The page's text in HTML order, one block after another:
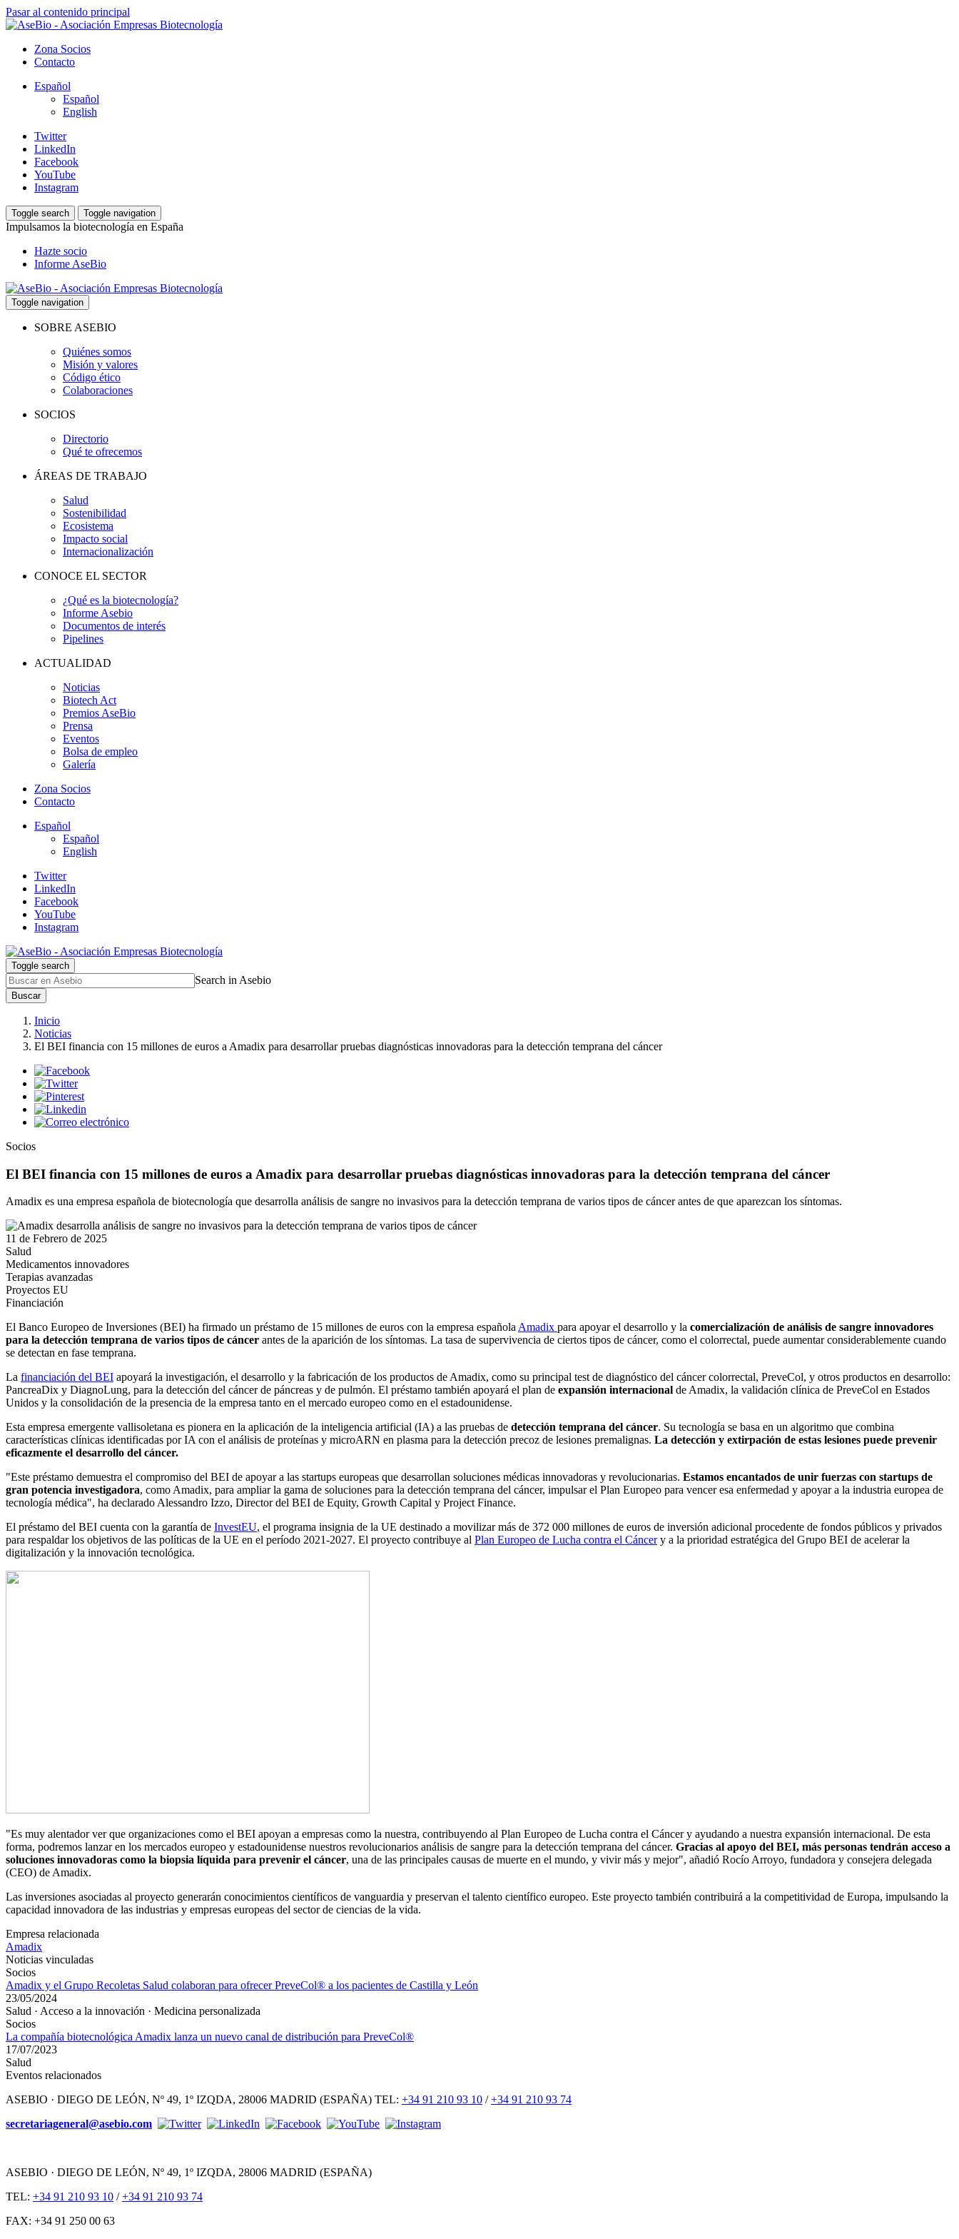
Pasar al contenido principal
Zona Socios
Contacto
Español
Español
English
Twitter
LinkedIn
Facebook
YouTube
Instagram
Toggle search Toggle navigation
Impulsamos la biotecnología en España
Hazte socio
Informe AseBio
Toggle navigation
SOBRE ASEBIO
Quiénes somos
Misión y valores
Código ético
Colaboraciones
SOCIOS
Directorio
Qué te ofrecemos
ÁREAS DE TRABAJO
Salud
Sostenibilidad
Ecosistema
Impacto social
Internacionalización
CONOCE EL SECTOR
¿Qué es la biotecnología?
Informe Asebio
Documentos de interés
Pipelines
ACTUALIDAD
Noticias
Biotech Act
Premios AseBio
Prensa
Eventos
Bolsa de empleo
Galería
Zona Socios
Contacto
Español
Español
English
Twitter
LinkedIn
Facebook
YouTube
Instagram
Toggle search
Search in Asebio
Buscar
Inicio
Noticias
El BEI financia con 15 millones de euros a Amadix para desarrollar pruebas diagnósticas innovadoras para la detección temprana del cáncer
Socios
El BEI financia con 15 millones de euros a Amadix para desarrollar pruebas diagnósticas innovadoras para la detección temprana del cáncer
Amadix es una empresa española de biotecnología que desarrolla análisis de sangre no invasivos para la detección temprana de varios tipos de cáncer antes de que aparezcan los síntomas.
11 de Febrero de 2025
Salud
Medicamentos innovadores
Terapias avanzadas
Proyectos EU
Financiación
El Banco Europeo de Inversiones (BEI) ha firmado un préstamo de 15 millones de euros con la empresa españolaAmadix para apoyar el desarrollo y la comercialización de análisis de sangre innovadores
para la detección temprana de varios tipos de cáncer antes de la aparición de los síntomas. La tasa de supervivencia de ciertos tipos de cáncer, como el colorrectal, puede aumentar considerablemente cuando
se detectan en fase temprana.
La financiación del BEI apoyará la investigación, el desarrollo y la fabricación de los productos de Amadix, como su principal test de diagnóstico del cáncer colorrectal, PreveCol, y otros productos en desarrollo:
PancreaDix y DiagnoLung, para la detección del cáncer de páncreas y de pulmón. El préstamo también apoyará el plan de expansión internacional de Amadix, la validación clínica de PreveCol en Estados
Unidos y la consolidación de la presencia de la empresa tanto en el mercado europeo como en el estadounidense.
Esta empresa emergente vallisoletana es pionera en la aplicación de la inteligencia artificial (IA) a las pruebas de detección temprana del cáncer. Su tecnología se basa en un algoritmo que combina
características clínicas identificadas por IA con el análisis de proteínas y microARN en plasma para la detección precoz de lesiones premalignas. La detección y extirpación de estas lesiones puede prevenir
eficazmente el desarrollo del cáncer.
"Este préstamo demuestra el compromiso del BEI de apoyar a las startups europeas que desarrollan soluciones médicas innovadoras y revolucionarias. Estamos encantados de unir fuerzas con startups de
gran potencia investigadora, como Amadix, para ampliar la gama de soluciones para la detección temprana del cáncer, impulsar el Plan Europeo para vencer esa enfermedad y apoyar a la industria europea de
tecnología médica", ha declarado Alessandro Izzo, Director del BEI de Equity, Growth Capital y Project Finance.
El préstamo del BEI cuenta con la garantía de InvestEU, el programa insignia de la UE destinado a movilizar más de 372 000 millones de euros de inversión adicional procedente de fondos públicos y privados
para respaldar los objetivos de las políticas de la UE en el período 2021-2027. El proyecto contribuye al Plan Europeo de Lucha contra el Cáncery a la prioridad estratégica del Grupo BEI de acelerar la
digitalización y la innovación tecnológica.
"Es muy alentador ver que organizaciones como el BEI apoyan a empresas como la nuestra, contribuyendo al Plan Europeo de Lucha contra el Cáncer y ayudando a nuestra expansión internacional. De esta
forma, podremos lanzar en los mercados europeo y estadounidense nuestros revolucionarios análisis de sangre para la detección temprana del cáncer. Gracias al apoyo del BEI, más personas tendrán acceso a
soluciones innovadoras como la biopsia líquida para prevenir el cáncer, una de las principales causas de muerte en el mundo, y vivir más y mejor", añadió Rocío Arroyo, fundadora y consejera delegada
(CEO) de Amadix.
Las inversiones asociadas al proyecto generarán conocimientos científicos de vanguardia y preservan el talento científico europeo. Este proyecto también contribuirá a la competitividad de Europa, impulsando la
capacidad innovadora de las industrias y empresas europeas del sector de ciencias de la vida.
Empresa relacionada
Amadix
Noticias vinculadas
Socios
Amadix y el Grupo Recoletas Salud colaboran para ofrecer PreveCol® a los pacientes de Castilla y León
23/05/2024
Salud · Acceso a la innovación · Medicina personalizada
Socios
La compañía biotecnológica Amadix lanza un nuevo canal de distribución para PreveCol®
17/07/2023
Salud
Eventos relacionados
ASEBIO · DIEGO DE LEÓN, Nº 49, 1º IZQDA, 28006 MADRID (ESPAÑA) TEL: +34 91 210 93 10 /+34 91 210 93 74
secretariageneral@asebio.com
ASEBIO · DIEGO DE LEÓN, Nº 49, 1º IZQDA, 28006 MADRID (ESPAÑA)
TEL: +34 91 210 93 10 /+34 91 210 93 74
FAX: +34 91 250 00 63